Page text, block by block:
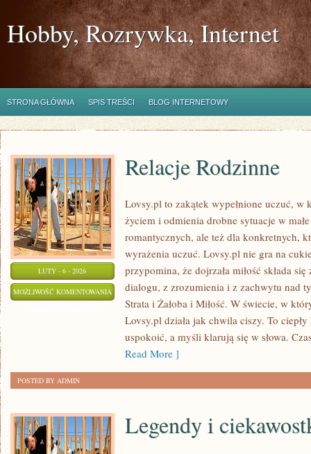
Hobby, Rozrywka, Internet
STRONA GŁÓWNA SPIS TREŚCI BLOG INTERNETOWY
LUTY - 6 - 2026
MOŻLIWOŚĆ KOMENTOWANIA RELACJE
RODZINNE
Relacje Rodzinne
Lovsy.pl to zakątek wypełnione uczuć, w
życiem i odmienia drobne sytuacje w
romantycznych, ale też dla konkretnych,
wyrażenia uczuć. Lovsy.pl nie gra na
przypomina, że dojrzała miłość składa
dialogu, z zrozumienia i z zachwytu nad
Strata i Żałoba i Miłość. W świecie, w
Lovsy.pl działa jak chwila ciszy. To
uspokoić, a myśli klarują się w słowa.
Read More ]
POSTED BY ADMIN
Legendy i